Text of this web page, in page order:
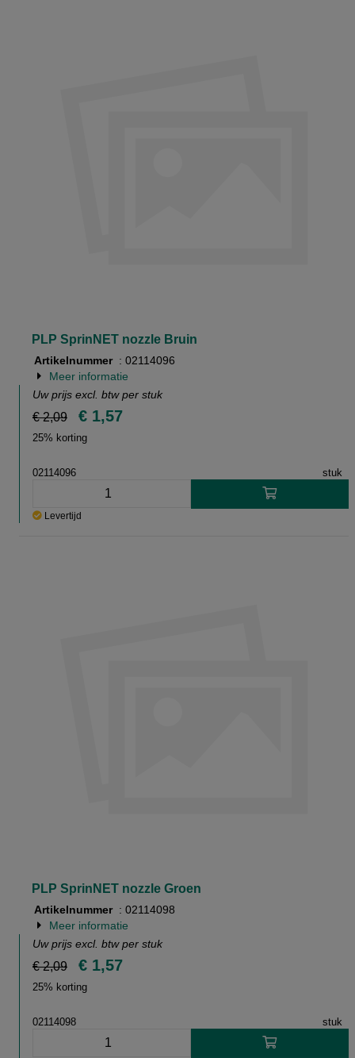
PLP SprinNET nozzle Bruin
Artikelnummer : 02114096
Meer informatie
Uw prijs excl. btw per stuk
€ 2,09 € 1,57
25% korting
02114096 stuk
Levertijd
PLP SprinNET nozzle Groen
Artikelnummer : 02114098
Meer informatie
Uw prijs excl. btw per stuk
€ 2,09 € 1,57
25% korting
02114098 stuk